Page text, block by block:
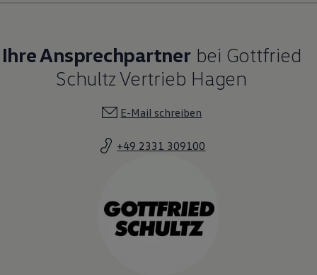
Ihre Ansprechpartnerbei Gottfried
Schultz Vertrieb Hagen
E-Mail schreiben
+49 2331 309100